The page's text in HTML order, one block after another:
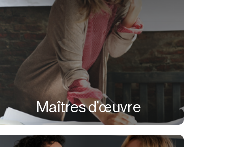
Maîtres d’œuvre